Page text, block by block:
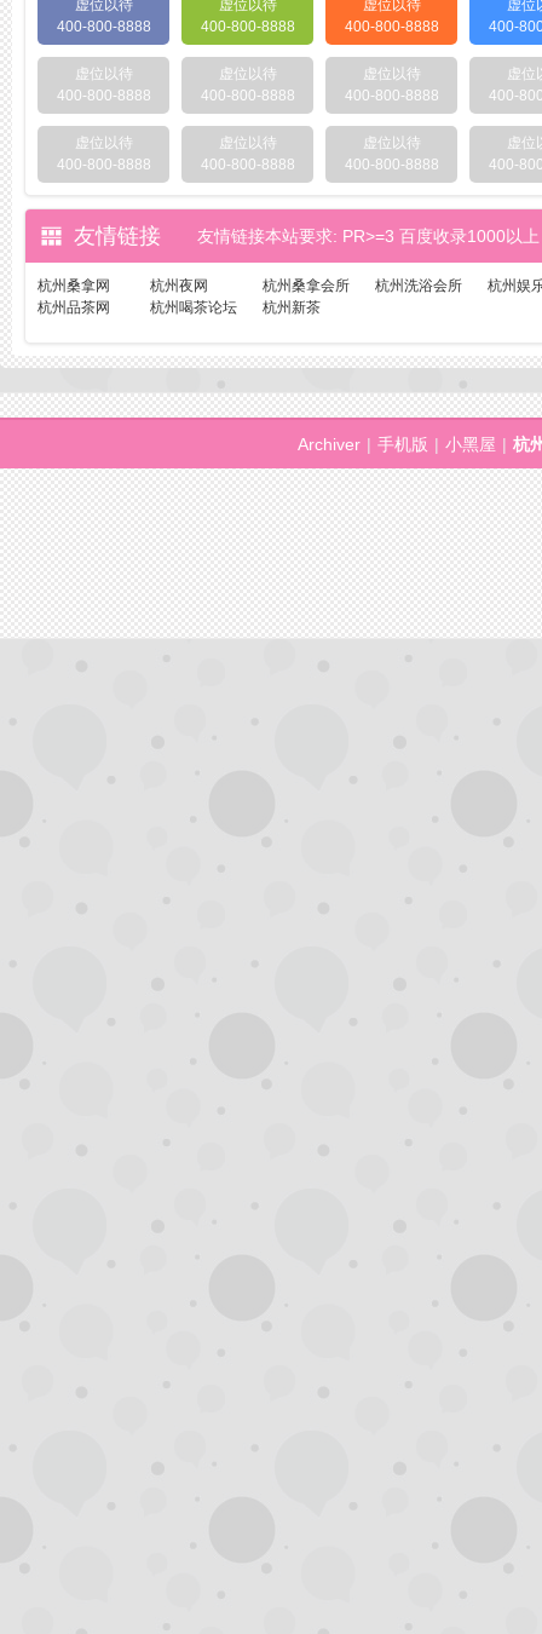
虚位以待
400-800-8888
虚位以待
400-800-8888
虚位以待
400-800-8888
虚位
400-
虚位以待
400-800-8888
虚位以待
400-800-8888
虚位以待
400-800-8888
虚位
400-
虚位以待
400-800-8888
虚位以待
400-800-8888
虚位以待
400-800-8888
虚位
400-
友情链接 友情链接本站要求: PR>=3 百度收录1000以上
杭州桑拿网 杭州夜网 杭州桑拿会所 杭州洗浴会所
杭州娱
杭州品茶网
杭州喝茶论坛 杭州新茶
Archiver | 手机版 | 小黑屋 | 杭